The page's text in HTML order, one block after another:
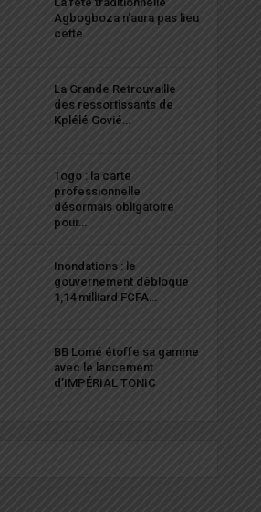
Agbogboza n’aura pas lieu
cette…
La Grande Retrouvaille
des ressortissants de
Kplélé Govié…
Togo : la carte
professionnelle
désormais obligatoire
pour…
Inondations : le
gouvernement débloque
1,14 milliard FCFA…
BB Lomé étoffe sa gamme
avec le lancement
d’IMPÉRIAL TONIC